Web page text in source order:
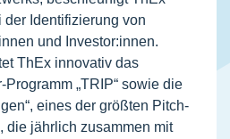
Identifizierung von
und Investor:innen.
ThEx innovativ das
„TRIP“ sowie die
eines der größten Pitch-
die jährlich zusammen mit